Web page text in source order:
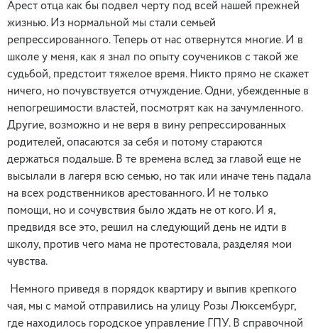
Арест отца как бы подвел черту под всей нашей прежней
жизнью. Из нормальной мы стали семьей
репрессированного. Теперь от нас отвернутся многие. И в
школе у меня, как я знал по опыту соучеников с такой же
судьбой, предстоит тяжелое время. Никто прямо не скажет
ничего, но почувствуется отчуждение. Одни, убежденные в
непогрешимости властей, посмотрят как на зачумленного.
Другие, возможно и не веря в вину репрессированных
родителей, опасаются за себя и потому стараются
держаться подальше. В те времена вслед за главой еще не
высылали в лагеря всю семью, но так или иначе тень падала
на всех родственников арестованного. И не только
помощи, но и сочувствия было ждать не от кого. И я,
предвидя все это, решил на следующий день не идти в
школу, против чего мама не протестовала, разделяя мои
чувства.
Немного приведя в порядок квартиру и выпив крепкого
чая, мы с мамой отправились на улицу Розы Люксембург,
где находилось городское управление ГПУ. В справочной